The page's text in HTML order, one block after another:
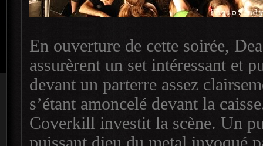
En ouverture de cette soirée,
assurèrent un set intéressant et
devant un parterre assez
s’étant amoncelé devant la
Coverkill investit la scène. Un